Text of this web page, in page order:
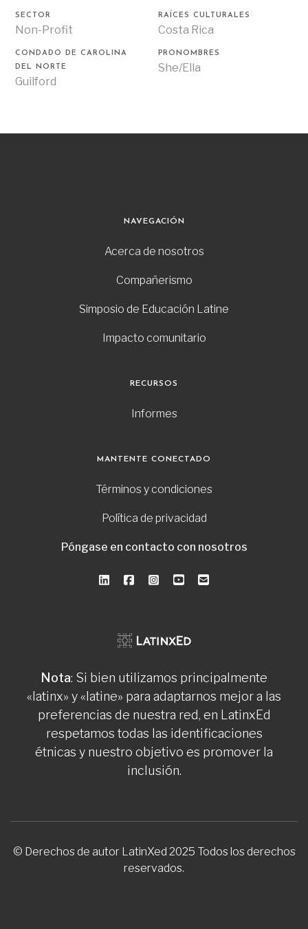
SECTOR
Non-Profit
RAÍCES CULTURALES
Costa Rica
CONDADO DE CAROLINA
DEL NORTE
Guilford
PRONOMBRES
She/Ella
Nota: Si bien utilizamos principalmente
«latinx» y «latine» para adaptarnos mejor a las
preferencias de nuestra red, en LatinxEd
respetamos todas las identificaciones
étnicas y nuestro objetivo es promover la
inclusión.
NAVEGACIÓN
Acerca de nosotros
Compañerismo
Simposio de Educación Latine
Impacto comunitario
RECURSOS
Informes
MANTENTE CONECTADO
Términos y condiciones
Política de privacidad
Póngase en contacto con nosotros
© Derechos de autor LatinXed 2025 Todos los derechos
reservados.